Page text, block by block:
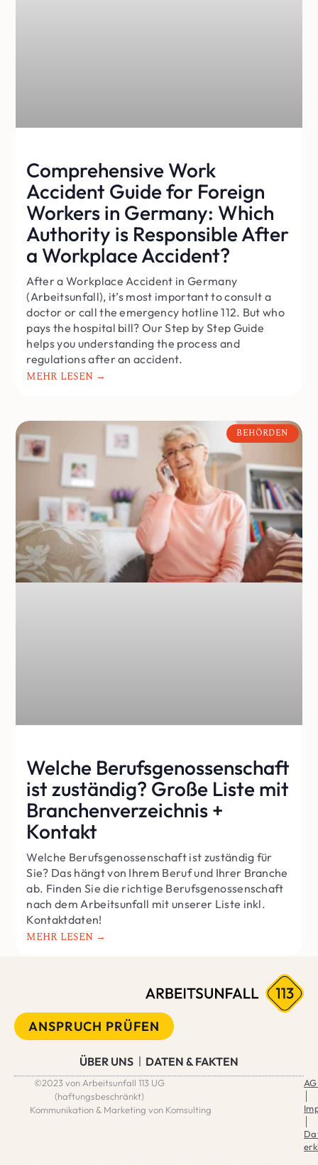
Comprehensive Work
Accident Guide for Foreign
Workers in Germany: Which
Authority is Responsible After
a Workplace Accident?
After a Workplace Accident in Germany
(Arbeitsunfall), it’s most important to consult a
doctor or call the emergency hotline 112. But who
pays the hospital bill? Our Step by Step Guide
helps you understanding the process and
regulations after an accident.
MEHR LESEN →
BEHÖRDEN
Welche Berufsgenossenschaft
ist zuständig? Große Liste mit
Branchenverzeichnis +
Kontakt
Welche Berufsgenossenschaft ist zuständig für
Sie? Das hängt von Ihrem Beruf und Ihrer Branche
ab. Finden Sie die richtige Berufsgenossenschaft
nach dem Arbeitsunfall mit unserer Liste inkl.
Kontaktdaten!
MEHR LESEN →
ÜBER UNS DATEN & FAKTEN
ANSPRUCH PRÜFEN
©2023 von Arbeitsunfall 113 UG
(haftungsbeschränkt)
Kommunikation & Marketing von Komsulting